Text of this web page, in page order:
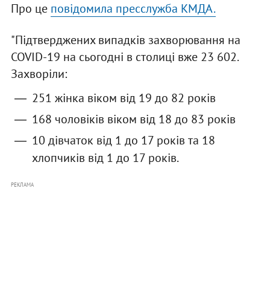
Про це повідомила пресслужба КМДА.
"Підтверджених випадків захворювання на
COVID-19 на сьогодні в столиці вже 23 602.
Захворіли:
251 жінка віком від 19 до 82 років
168 чоловіків віком від 18 до 83 рокiв
10 дівчаток від 1 до 17 років та 18
хлопчиків від 1 до 17 років.
РЕКЛАМА